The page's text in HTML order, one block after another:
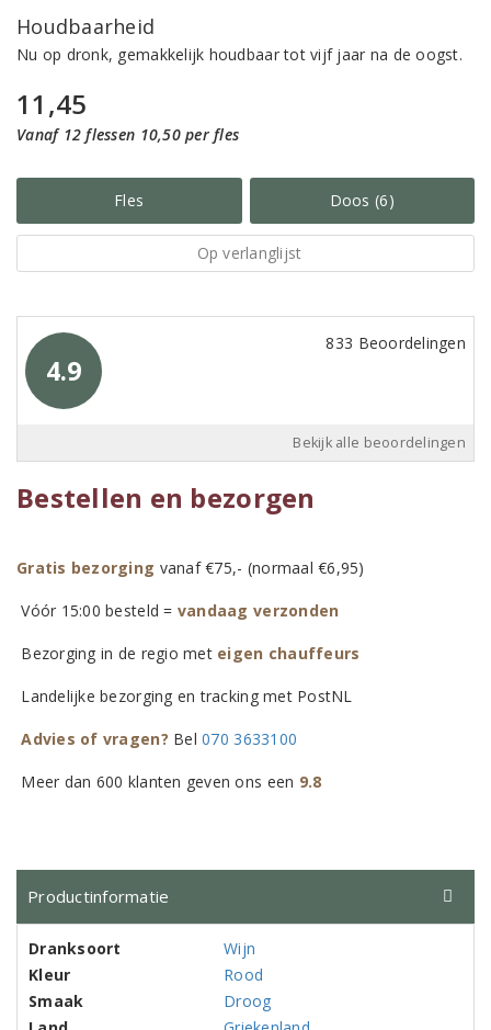
Houdbaarheid
Nu op dronk, gemakkelijk houdbaar tot vijf jaar na de oogst.
11,45
Vanaf 12 flessen 10,50 per fles
Fles Doos (6)
Op verlanglijst
4.9
833 Beoordelingen
Bekijk alle beoordelingen
Bestellen en bezorgen
Gratis bezorging vanaf €75,- (normaal €6,95)
Vóór 15:00 besteld = vandaag verzonden
Bezorging in de regio met eigen chauffeurs
Landelijke bezorging en tracking met PostNL
Advies of vragen? Bel070 3633100
Meer dan 600 klanten geven ons een 9.8
Productinformatie
Dranksoort
Wijn
Kleur
Rood
Smaak
Droog